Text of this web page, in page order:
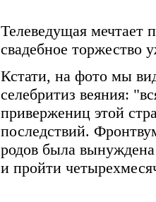
Телеведущая мечтает
свадебное торжество
Кстати, на фото мы
селебритиз веяния:
привержениц этой
последствий.
родов была
и пройти